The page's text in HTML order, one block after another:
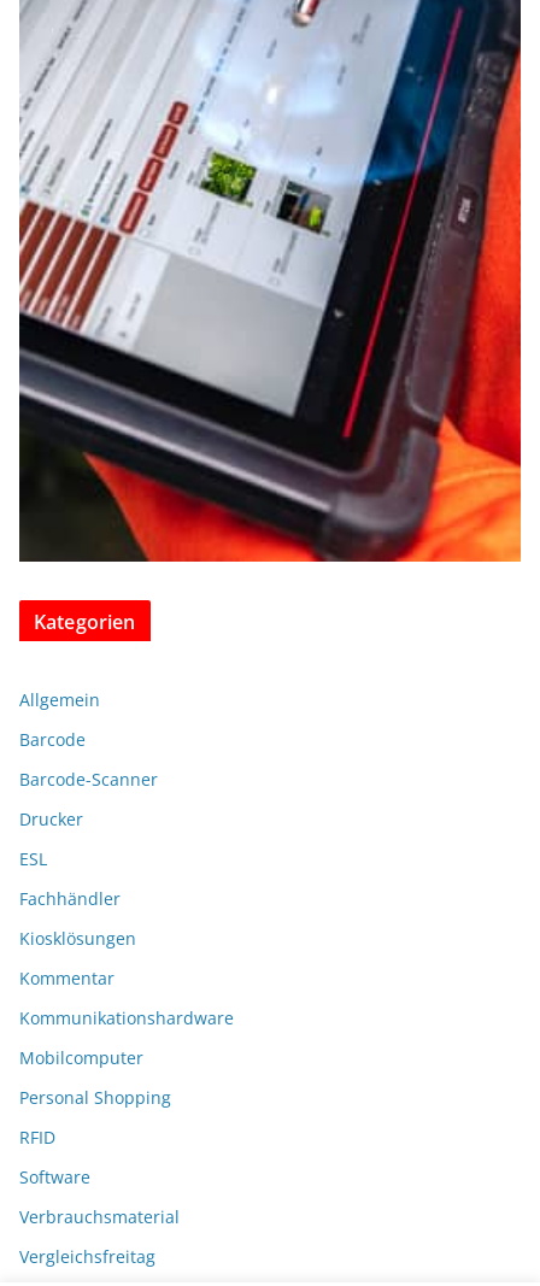
Kategorien
Allgemein
Barcode
Barcode-Scanner
Drucker
ESL
Fachhändler
Kiosklösungen
Kommentar
Kommunikationshardware
Mobilcomputer
Personal Shopping
RFID
Software
Verbrauchsmaterial
Vergleichsfreitag